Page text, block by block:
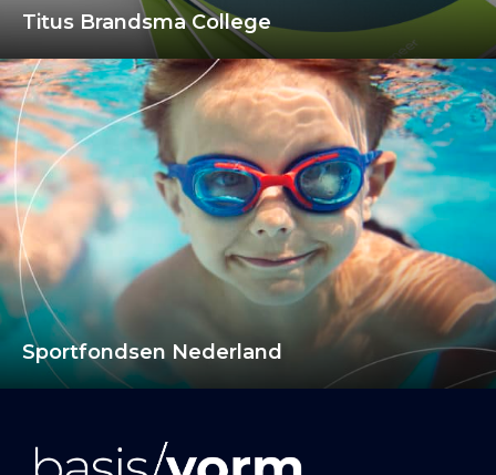
Titus Brandsma College
Sportfondsen Nederland